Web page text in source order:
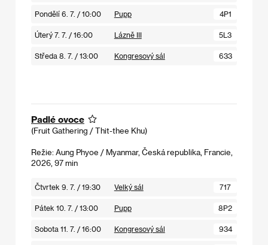
Pondělí 6. 7. / 10:00 Pupp 4P1
Úterý 7. 7. / 16:00 Lázně III 5L3
Středa 8. 7. / 13:00 Kongresový sál 633
Padlé ovoce
(Fruit Gathering / Thit-thee Khu)
Režie: Aung Phyoe / Myanmar, Česká republika, Francie,
2026, 97 min
Čtvrtek 9. 7. / 19:30 Velký sál 717
Pátek 10. 7. / 13:00 Pupp 8P2
Sobota 11. 7. / 16:00 Kongresový sál 934